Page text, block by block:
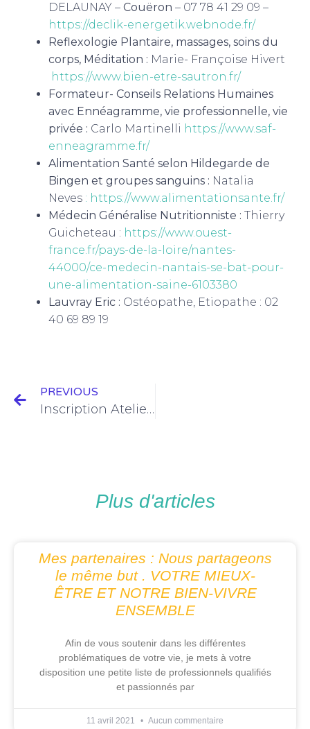
DELAUNAY – Couëron – 07 78 41 29 09 –
https://declik-energetik.webnode.fr/
Reflexologie Plantaire, massages, soins du
corps, Méditation : Marie- Françoise Hivert
https://www.bien-etre-sautron.fr/
Formateur- Conseils Relations Humaines
avec Ennéagramme, vie professionnelle, vie
privée : Carlo Martinelli https://www.saf-
enneagramme.fr/
Alimentation Santé selon Hildegarde de
Bingen et groupes sanguins : Natalia
Neves : https://www.alimentationsante.fr/
Médecin Généralise Nutritionniste : Thierry
Guicheteau : https://www.ouest-
france.fr/pays-de-la-loire/nantes-
44000/ce-medecin-nantais-se-bat-pour-
une-alimentation-saine-6103380
Lauvray Eric : Ostéopathe, Etiopathe : 02
40 69 89 19
PREVIOUS
Inscription Ateliers d’apprentissages pour enfants
Plus d'articles
Mes partenaires : Nous partageons
le même but . VOTRE MIEUX-
ÊTRE ET NOTRE BIEN-VIVRE
ENSEMBLE
Afin de vous soutenir dans les différentes
problématiques de votre vie, je mets à votre
disposition une petite liste de professionnels qualifiés
et passionnés par
11 avril 2021 Aucun commentaire